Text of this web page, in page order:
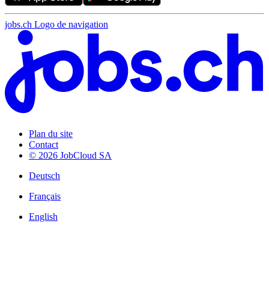
jobs.ch Logo de navigation
Plan du site
Contact
© 2026 JobCloud SA
Deutsch
Français
English